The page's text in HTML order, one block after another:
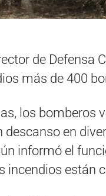
de Defensa
más de 400
los bomberos
descanso en
informó el
incendios están